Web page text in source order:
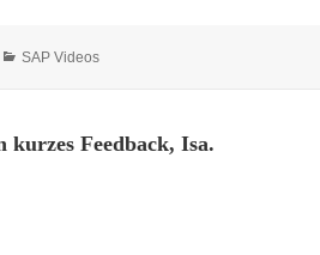
Kategorien
SAP Videos
kurzes Feedback, Isa.